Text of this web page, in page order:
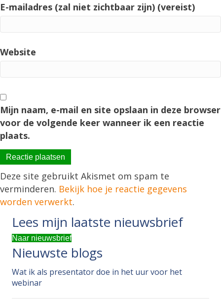
E-mailadres (zal niet zichtbaar zijn) (vereist)
Website
Mijn naam, e-mail en site opslaan in deze browser
voor de volgende keer wanneer ik een reactie
plaats.
Deze site gebruikt Akismet om spam te
verminderen. Bekijk hoe je reactie gegevens
worden verwerkt.
Lees mijn laatste nieuwsbrief
Naar nieuwsbrief
Nieuwste blogs
Wat ik als presentator doe in het uur voor het
webinar